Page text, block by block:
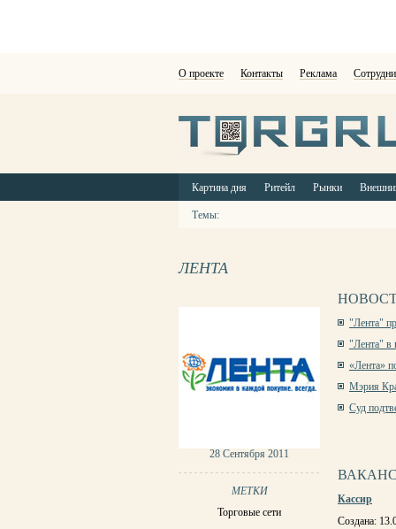
О проекте Контакты Реклама
Картина дня Ритейл Рынки
Темы:
ЛЕНТА
28 Сентября 2011
МЕТКИ
Торговые сети
"Лента"
"Лента" в
«Лента»
Мэрия
Суд
Кассир
Создана: